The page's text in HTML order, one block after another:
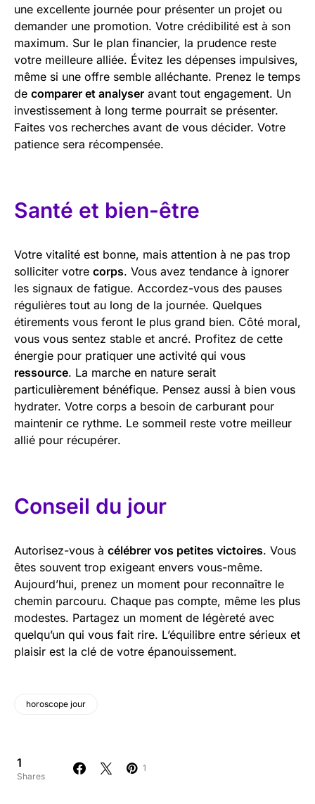
une excellente journée pour présenter un projet ou
demander une promotion. Votre crédibilité est à son
maximum. Sur le plan financier, la prudence reste
votre meilleure alliée. Évitez les dépenses impulsives,
même si une offre semble alléchante. Prenez le temps
de comparer et analyser avant tout engagement. Un
investissement à long terme pourrait se présenter.
Faites vos recherches avant de vous décider. Votre
patience sera récompensée.
Santé et bien-être
Votre vitalité est bonne, mais attention à ne pas trop
solliciter votre corps. Vous avez tendance à ignorer
les signaux de fatigue. Accordez-vous des pauses
régulières tout au long de la journée. Quelques
étirements vous feront le plus grand bien. Côté moral,
vous vous sentez stable et ancré. Profitez de cette
énergie pour pratiquer une activité qui vous
ressource. La marche en nature serait
particulièrement bénéfique. Pensez aussi à bien vous
hydrater. Votre corps a besoin de carburant pour
maintenir ce rythme. Le sommeil reste votre meilleur
allié pour récupérer.
Conseil du jour
Autorisez-vous à célébrer vos petites victoires. Vous
êtes souvent trop exigeant envers vous-même.
Aujourd’hui, prenez un moment pour reconnaître le
chemin parcouru. Chaque pas compte, même les plus
modestes. Partagez un moment de légèreté avec
quelqu’un qui vous fait rire. L’équilibre entre sérieux et
plaisir est la clé de votre épanouissement.
horoscope jour
1
Shares
1